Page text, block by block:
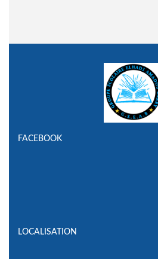
FACEBOOK
LOCALISATION